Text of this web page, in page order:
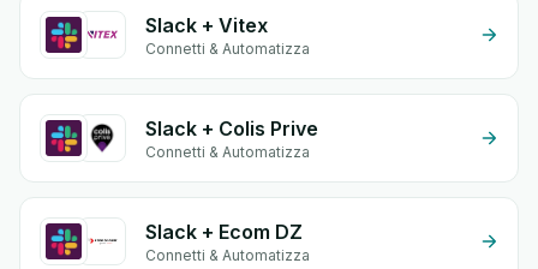
Slack + Vitex
Connetti & Automatizza
Slack + Colis Prive
Connetti & Automatizza
Slack + Ecom DZ
Connetti & Automatizza